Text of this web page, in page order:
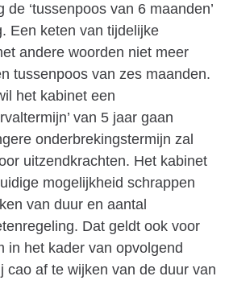
‘tussenpoos van 6 maanden’
. Een keten van tijdelijke
andere woorden niet meer
tussenpoos van zes maanden.
het kabinet een
van 5 jaar gaan
onderbrekingstermijn zal
uitzendkrachten. Het kabinet
mogelijkheid schrappen
van duur en aantal
Dat geldt ook voor
in het kader van opvolgend
cao af te wijken van de duur van